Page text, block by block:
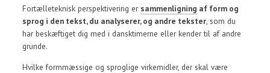
Fortælleteknisk perspektivering er sammenligning af form og
sprog i den tekst, du analyserer, og andre tekster, som du
har beskæftiget dig med i dansktimerne eller kender til af andre
grunde.
Hvilke formmæssige og sproglige virkemidler, der skal være